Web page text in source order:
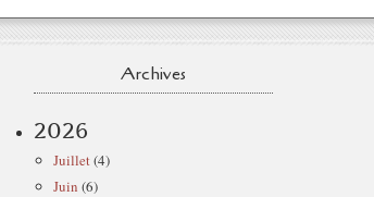
Archives
2026
Juillet(4)
Juin (6)